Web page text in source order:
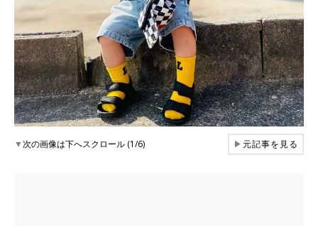
▼次の画像は下へスクロール (1/6) ▶元記事を見る